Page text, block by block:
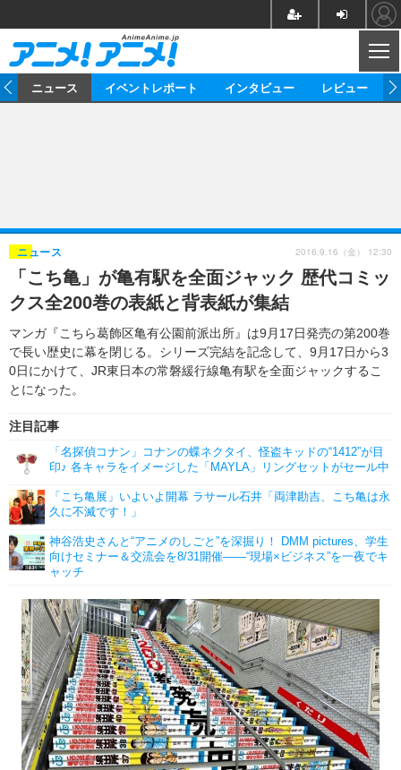
ゲーム グッズ
イベント 海外
海外イベント ビジネス
俳優・タレント アーティスト
ビジネス
アニメ 実写
イベント
ゲーム 座談会
動画
アニメ！アニメ！TV ABEMA Cafe
ニュース イベントレポート インタビュー レビュー
「こち亀」が亀有駅を全面ジャック 歴代コミッ
クス全200巻の表紙と背表紙が集結
マンガ『こちら葛飾区亀有公園前派出所』は9月17日発売の第200巻
で長い歴史に幕を閉じる。シリーズ完結を記念して、9月17日から3
0日にかけて、JR東日本の常磐緩行線亀有駅を全面ジャックするこ
とになった。
ニュース
注目記事
「名探偵コナン」コナンの蝶ネクタイ、怪盗キッドの“1412”が目
印♪ 各キャラをイメージした「MAYLA」リングセットがセール中
「こち亀展」いよいよ開幕 ラサール石井「両津勘吉、こち亀は永
久に不滅です！」
神谷浩史さんと“アニメのしごと”を深掘り！ DMM pictures、学生
向けセミナー＆交流会を8/31開催――“現場×ビジネス”を一夜でキ
ャッチ
2016.9.16（金） 12:30